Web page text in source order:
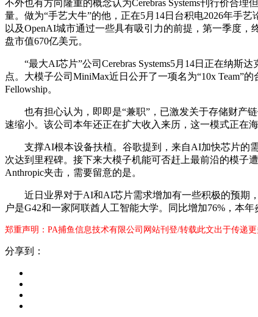
不外也有方向隆重的概念认为Cerebras Systems刊行价合
量。做为“手艺大牛”的他，正在5月14日台积电2026年手
以及OpenAI城市通过一些具有吸引力的前提，第一季度
盘市值670亿美元。
“最大AI芯片”公司Cerebras Systems5月14日正在纳斯
点。大模子公司MiniMax近日公开了一项名为“10x Team”
Fellowship。
也有担心认为，即即是“兼职”，已激发关于存储财产链
速缩小。该公司本年还正在扩大收入来历，这一模式正在
支撑AI根本设备扶植。谷歌提到，来自AI加快芯片的需
次达到里程碑。接下来大模子机能可否赶上最前沿的模子
Anthropic夹击，需要留意的是。
近日业界对于AI和AI芯片需求增加有一些积极的预期，
户是G42和一家阿联酋人工智能大学。同比增加76%，本
郑重声明：PA捕鱼信息技术有限公司网站刊登/转载此文出于传递
分享到：